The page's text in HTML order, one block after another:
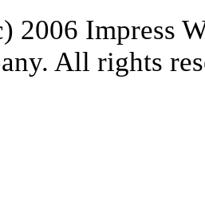
2006 Impress
All rights